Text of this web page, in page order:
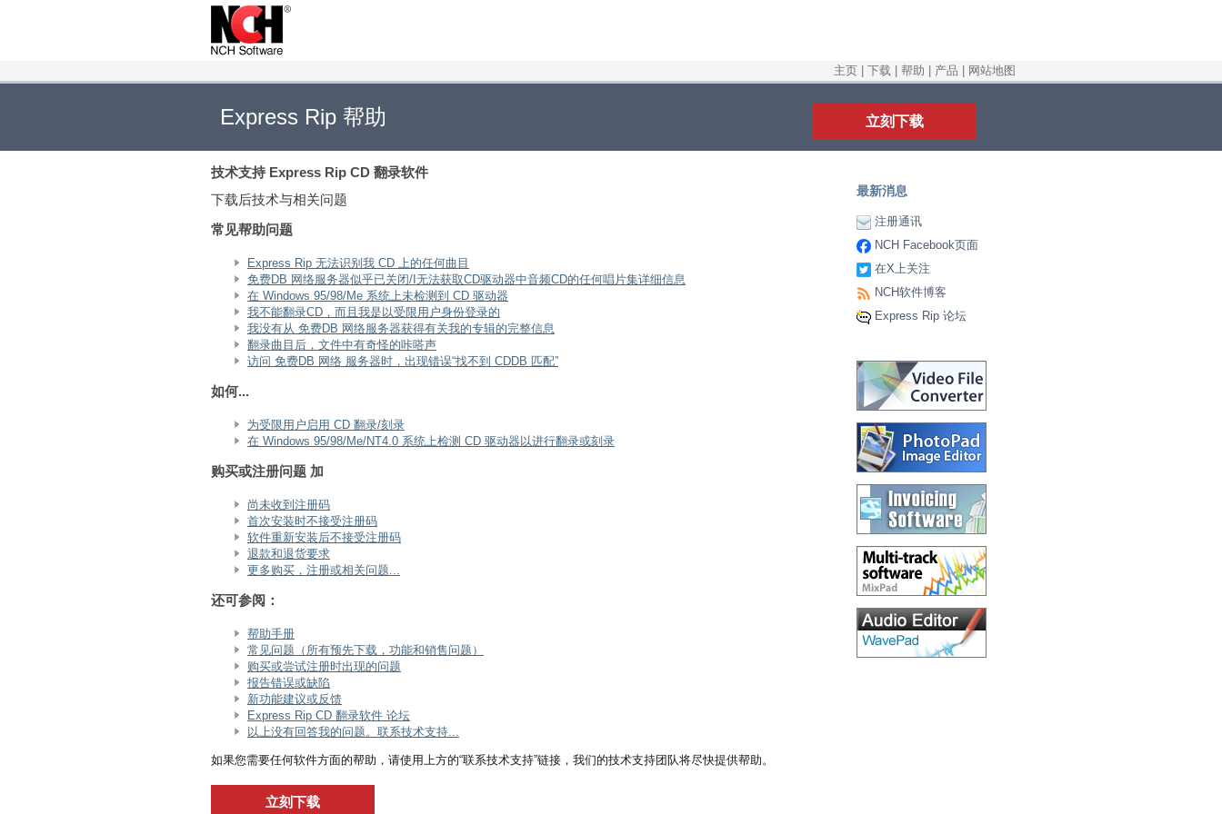
主页 下载 帮助 产品 网站地图
Express Rip 帮助 立刻下载
技术支持Express Rip CD 翻录软件
下载后技术与相关问题
常见帮助问题
Express Rip 无法识别我 CD 上的任何曲目
免费DB 网络服务器似乎已关闭/I无法获取CD驱动器中音频CD的任何唱片集详细信息
在 Windows 95/98/Me 系统上未检测到 CD 驱动器
我不能翻录CD，而且我是以受限用户身份登录的
我没有从 免费DB 网络服务器获得有关我的专辑的完整信息
翻录曲目后，文件中有奇怪的咔嗒声
访问 免费DB 网络 服务器时，出现错误“找不到 CDDB 匹配”
如何...
为受限用户启用 CD 翻录/刻录
在 Windows 95/98/Me/NT4.0 系统上检测 CD 驱动器以进行翻录或刻录
购买或注册问题 加
尚未收到注册码
首次安装时不接受注册码
软件重新安装后不接受注册码
退款和退货要求
更多购买，注册或相关问题...
还可参阅：
帮助手册
常见问题（所有预先下载，功能和销售问题）
购买或尝试注册时出现的问题
报告错误或缺陷
新功能建议或反馈
Express Rip CD 翻录软件 论坛
以上没有回答我的问题。联系技术支持...
如果您需要任何软件方面的帮助，请使用上方的“联系技术支持”链接，我们的技术支持团队将尽快提供帮助。
立刻下载
最新消息
注册通讯
NCH Facebook页面
在X上关注
NCH软件博客
Express Rip 论坛